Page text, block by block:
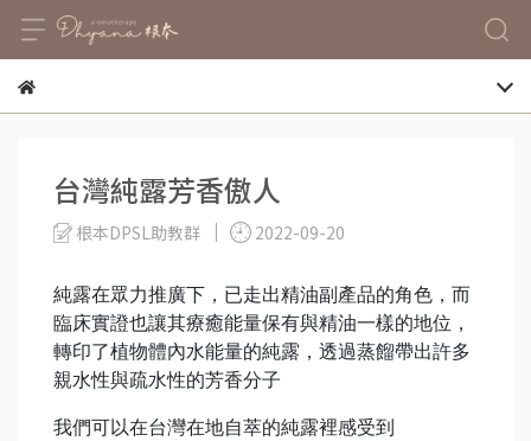
台灣純露芳香傲人
根本DPSL助教群 2022-09-20
純露在眾力推廣下，已走出精油副產品的角色，而
臨床實證也讓其療癒能量保有與精油一樣的地位，
轉印了植物體內水能量的純露，透過蒸餾帶出許多
親水性與疏水性的芳香分子
我們可以在台灣在地自萃的純露裡感受到